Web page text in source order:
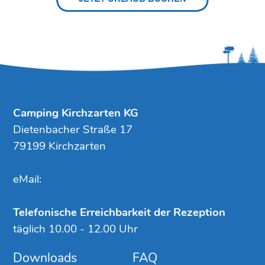
Downloads FAQ
Camping Kirchzarten KG
Dietenbacher Straße 17
79199 Kirchzarten
eMail:
Telefonische Erreichbarkeit der Rezeption
täglich 10.00 - 12.00 Uhr